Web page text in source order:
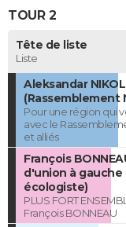
TOUR 2
Tête de liste
Liste
Aleksandar
(Rassemblement
Pour une région qui
avec le
et alliés
François
d'union à gauche
écologiste)
PLUS FORT
François BONNEAU